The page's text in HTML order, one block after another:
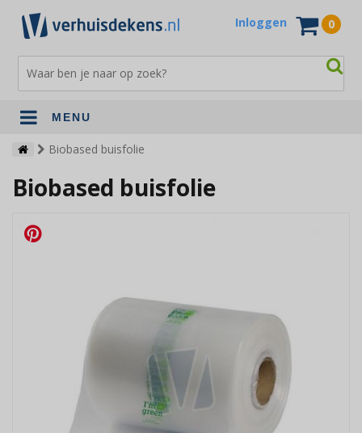
Inloggen 0
MENU
Verhuisdekens
Opslagdekens
Andere verhuismaterialen
Biobased buisfolie
Biobased buisfolie